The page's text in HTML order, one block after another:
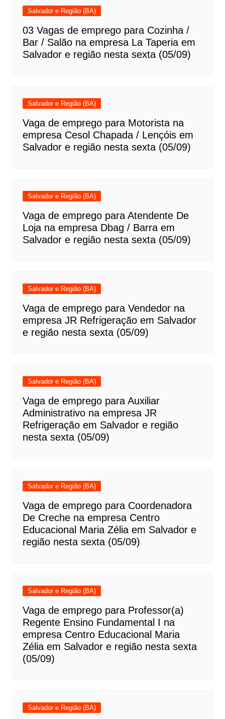
Salvador e Região (BA)
03 Vagas de emprego para Cozinha /
Bar / Salão na empresa La Taperia em
Salvador e região nesta sexta (05/09)
Salvador e Região (BA)
Vaga de emprego para Motorista na
empresa Cesol Chapada / Lençóis em
Salvador e região nesta sexta (05/09)
Salvador e Região (BA)
Vaga de emprego para Atendente De
Loja na empresa Dbag / Barra em
Salvador e região nesta sexta (05/09)
Salvador e Região (BA)
Vaga de emprego para Vendedor na
empresa JR Refrigeração em Salvador
e região nesta sexta (05/09)
Salvador e Região (BA)
Vaga de emprego para Auxiliar
Administrativo na empresa JR
Refrigeração em Salvador e região
nesta sexta (05/09)
Salvador e Região (BA)
Vaga de emprego para Coordenadora
De Creche na empresa Centro
Educacional Maria Zélia em Salvador e
região nesta sexta (05/09)
Salvador e Região (BA)
Vaga de emprego para Professor(a)
Regente Ensino Fundamental I na
empresa Centro Educacional Maria
Zélia em Salvador e região nesta sexta
(05/09)
Salvador e Região (BA)